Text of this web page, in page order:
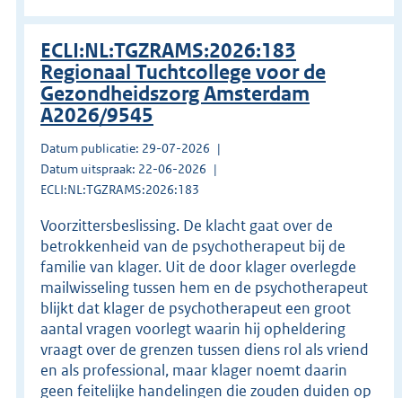
ECLI:NL:TGZRAMS:2026:183
Regionaal Tuchtcollege voor de
Gezondheidszorg Amsterdam
A2026/9545
Datum publicatie: 29-07-2026
Datum uitspraak: 22-06-2026
ECLI:NL:TGZRAMS:2026:183
Voorzittersbeslissing. De klacht gaat over de
betrokkenheid van de psychotherapeut bij de
familie van klager. Uit de door klager overlegde
mailwisseling tussen hem en de psychotherapeut
blijkt dat klager de psychotherapeut een groot
aantal vragen voorlegt waarin hij opheldering
vraagt over de grenzen tussen diens rol als vriend
en als professional, maar klager noemt daarin
geen feitelijke handelingen die zouden duiden op